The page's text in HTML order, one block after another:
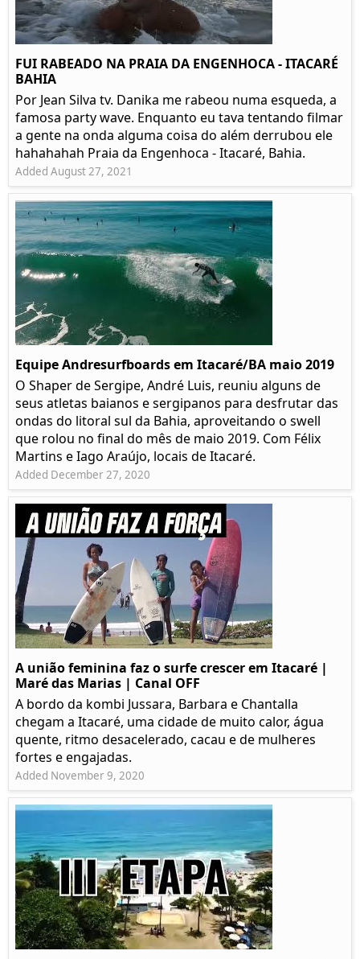
FUI RABEADO NA PRAIA DA ENGENHOCA - ITACARÉ
BAHIA
Por Jean Silva tv. Danika me rabeou numa esqueda, a
famosa party wave. Enquanto eu tava tentando filmar
a gente na onda alguma coisa do além derrubou ele
hahahahah Praia da Engenhoca - Itacaré, Bahia.
Added August 27, 2021
Equipe Andresurfboards em Itacaré/BA maio 2019
O Shaper de Sergipe, André Luis, reuniu alguns de
seus atletas baianos e sergipanos para desfrutar das
ondas do litoral sul da Bahia, aproveitando o swell
que rolou no final do mês de maio 2019. Com Félix
Martins e Iago Araújo, locais de Itacaré.
Added December 27, 2020
A união feminina faz o surfe crescer em Itacaré |
Maré das Marias | Canal OFF
A bordo da kombi Jussara, Barbara e Chantalla
chegam a Itacaré, uma cidade de muito calor, água
quente, ritmo desacelerado, cacau e de mulheres
fortes e engajadas.
Added November 9, 2020